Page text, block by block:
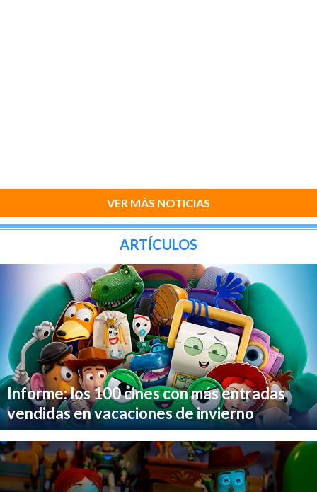
VER MÁS NOTICIAS
ARTÍCULOS
Informe: los 100 cines con más entradas
vendidas en vacaciones de invierno